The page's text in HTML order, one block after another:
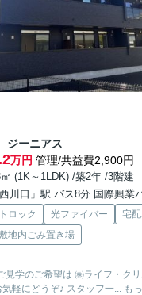
ジーニアス
万円 管理/共益費2,900円
(1K～1LDK) /築2年 /3階建
口」駅 バス8分 国際興業バス「青
ロック 光ファイバー
宅
敷地内ごみ置き場
見学のご希望は ㈱ライフ・ク
軽にどうぞ♪ スタッフ一...
も